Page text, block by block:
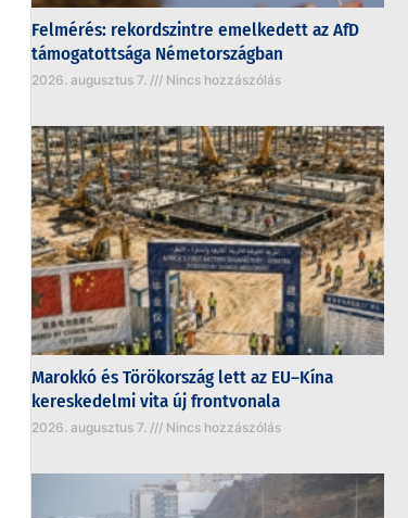
Felmérés: rekordszintre emelkedett az AfD
támogatottsága Németországban
2026. augusztus 7. Nincs hozzászólás
Marokkó és Törökország lett az EU–Kína
kereskedelmi vita új frontvonala
2026. augusztus 7. Nincs hozzászólás